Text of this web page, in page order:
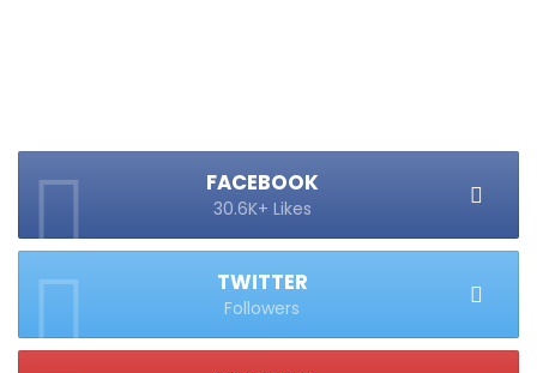
FACEBOOK
30.6K+ Likes
TWITTER
Followers